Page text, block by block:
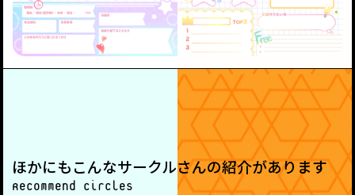
ほかにもこんなサークルさんの紹介があります
Recommend circles